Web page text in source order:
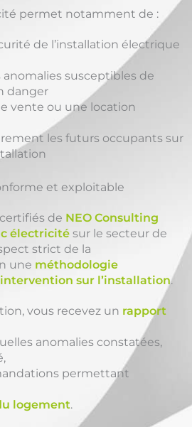
permet notamment de :
de l’installation électrique
susceptibles de
danger
vente ou une location
les futurs occupants sur
et exploitable
de NEO Consulting
électricité sur le secteur de
strict de la
une méthodologie
sur l’installation.
vous recevez un rapport
anomalies constatées,
permettant
logement.